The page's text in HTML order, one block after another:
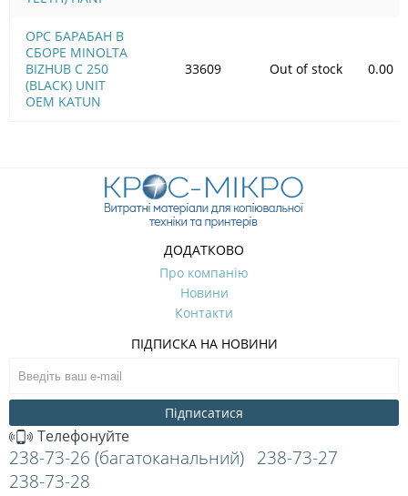
OPC БАРАБАН В
СБОРЕ MINOLTA
BIZHUB C 250
(BLACK) UNIT
OEM KATUN
33609 Out of stock 0.00
ДОДАТКОВО
Про компанію
Новини
Контакти
ПІДПИСКА НА НОВИНИ
Підписатися
Телефонуйте
238-73-26 (багатоканальний) 238-73-27
238-73-28